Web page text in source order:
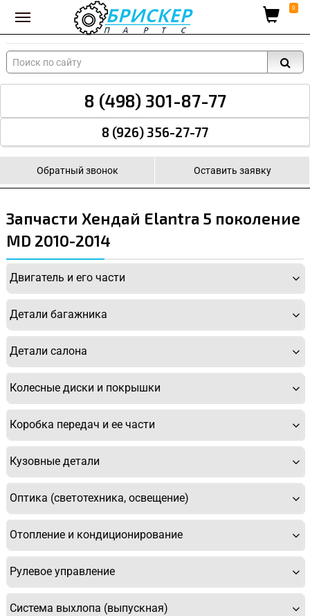
Вход для поставщиков 0
8 (498) 301-87-77
8 (926) 356-27-77
Обратный звонок Оставить заявку
Запчасти Хендай Elantra 5 поколение
MD 2010-2014
Двигатель и его части
Детали багажника
Детали салона
Колесные диски и покрышки
Коробка передач и ее части
Кузовные детали
Оптика (светотехника, освещение)
Отопление и кондиционирование
Рулевое управление
Система выхлопа (выпускная)